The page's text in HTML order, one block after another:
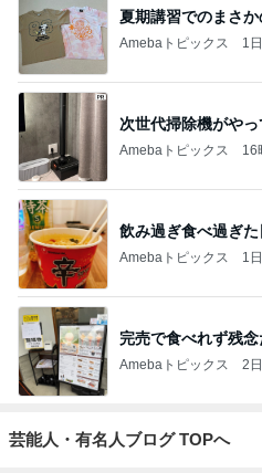
夏期講習でのまさ
Amebaトピックス 1
次世代掃除機がやっ
Amebaトピックス 16
飲み過ぎ食べ過ぎ
Amebaトピックス 1
完売で食べれず残
Amebaトピックス 2
芸能人・有名人ブログ TOPへ